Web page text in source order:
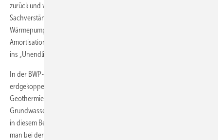
zurück und verlangen (teure) Gutachten privatwirtschaftlicher
Sachverständiger. Interessant ist der Passus, dass erdgekoppelte
Wärmepumpen im reinen Heizbetrieb schon immer sehr lange
Amortisationszeiten hätten, die jetzt durch die behördlichen Auflagen
ins „Unendliche laufen“, so die Studie.
In der BWP-Branchenstudie 2011 sieht man die Zukunft der
erdgekoppelten Wärmepumpen nach den verunglückten
Geothermie-Bohrungen eher nüchtern. Die Anzahl der Erdreich- und
Grundwasser-Wärmepumpen werde zurückgehen, andererseits seien
in diesem Bereich besonders viele Großanlagen zu erwarten, sodass
man bei der Gesamtleistung eher auf Zuwachs setze, denn der